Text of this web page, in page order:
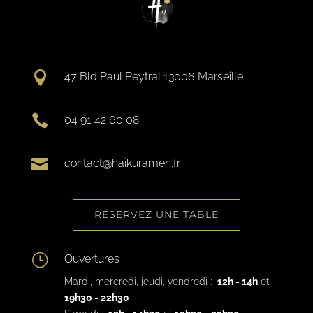
 47 Bld Paul Peytral 13006 Marseille
 04 91 42 60 08
 contact@haikuramen.fr
RÉSERVEZ UNE TABLE
} Ouvertures
Mardi, mercredi, jeudi, vendredi : 12h - 14het
19h30 - 22h30